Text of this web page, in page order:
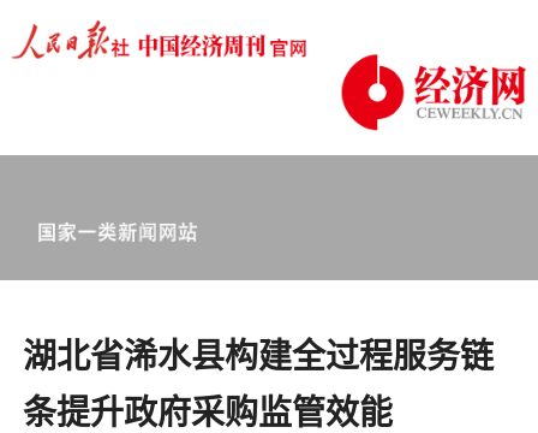
​湖北省浠水县构建全过程服务链
条提升政府采购监管效能